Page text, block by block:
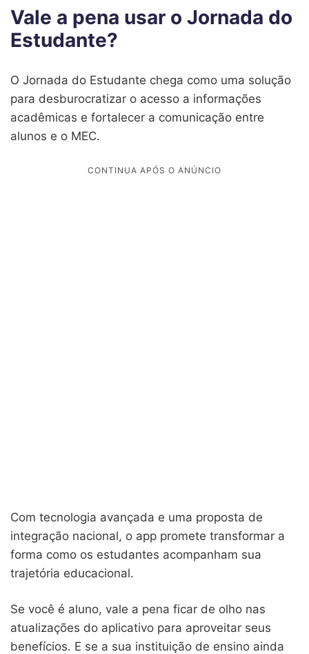
Vale a pena usar o Jornada do
Estudante?
O Jornada do Estudante chega como uma solução
para desburocratizar o acesso a informações
acadêmicas e fortalecer a comunicação entre
alunos e o MEC.
Com tecnologia avançada e uma proposta de
integração nacional, o app promete transformar a
forma como os estudantes acompanham sua
trajetória educacional.
Se você é aluno, vale a pena ficar de olho nas
atualizações do aplicativo para aproveitar seus
benefícios. E se a sua instituição de ensino ainda